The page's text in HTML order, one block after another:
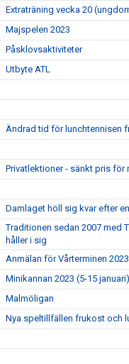
Extraträning vecka 20
Majspelen 2023
Påsklovsaktiviteter
Utbyte ATL
Ändrad tid för lunchtennisen
Privatlektioner - sänkt pris för
Damlaget höll sig kvar efter
Traditionen sedan 2007 med
håller i sig
Anmälan för Vårterminen
Minikannan 2023 (5-15 januari)
Malmöligan
Nya speltillfällen frukost och